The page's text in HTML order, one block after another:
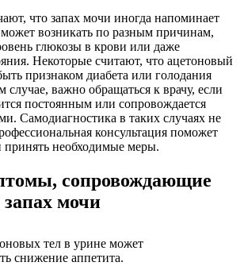
что запах мочи иногда напоминает
возникать по разным причинам,
глюкозы в крови или даже
Некоторые считают, что ацетоновый
признаком диабета или голодания
важно обращаться к врачу, если
постоянным или сопровождается
Самодиагностика в таких случаях не
консультация поможет
необходимые меры.
сопровождающие
мочи
тел в урине может
снижение аппетита.